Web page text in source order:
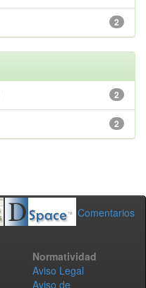
2
2
2
Comentarios
Normatividad
Aviso Legal
Aviso de